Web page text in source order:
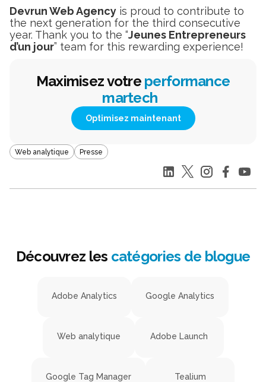
Devrun Web Agency is proud to contribute to
the next generation for the third consecutive
year. Thank you to the “Jeunes Entrepreneurs
d’un jour” team for this rewarding experience!
Maximisez votre performance
martech
Optimisez maintenant
Web analytique Presse
Découvrez les catégories de blogue
Adobe Analytics Google Analytics
Web analytique Adobe Launch
Google Tag Manager Tealium